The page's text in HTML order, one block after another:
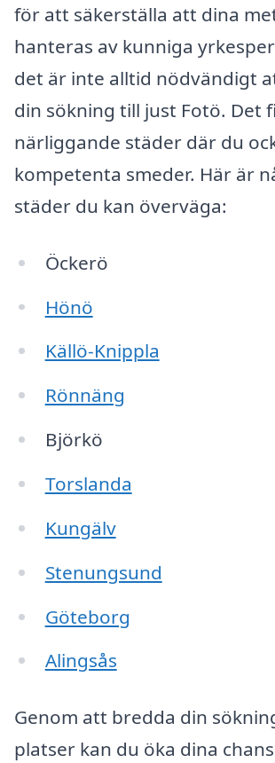
för att säkerställa att dina
hanteras av kunniga
det är inte alltid nödvändigt
din sökning till just Fotö. Det
närliggande städer där du
kompetenta smeder. Här är
städer du kan överväga:
Öckerö
Hönö
Källö-Knippla
Rönnäng
Björkö
Torslanda
Kungälv
Stenungsund
Göteborg
Alingsås
Genom att bredda din
platser kan du öka dina